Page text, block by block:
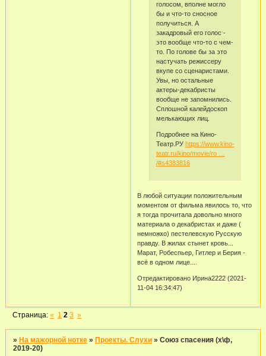
голосом, вполне могло
бы и что-то сносное
получиться. А
закадровый его голос -
это вообще что-то с чем-
то. По голове бы за это
настучать режиссеру
вкупе со сценаристами.
Увы, но остальные
актеры-декабристы
вообще не запомнились.
Сплошной калейдоскоп
мелькающих лиц.
Подробнее на Кино-
Театр.РУ https://www.kino-
teatr.ru/kino/movie/ro …
/#s4383816
В любой ситуации положительным
моментом от фильма явилось то, что
я тогда прочитала довольно много
материала о декабристах и даже (
немножко) пестелевскую Русскую
правду. В жилах стынет кровь...
Марат, Робеспьер, Гитлер и Берия -
всё в одном лице....
Отредактировано Ирина2222 (2021-
11-04 16:34:47)
Страница:« 1 2 3 »
» На мажорной нотке » Проекты. Слухи »Союз спасения (х\ф,
2019-20)